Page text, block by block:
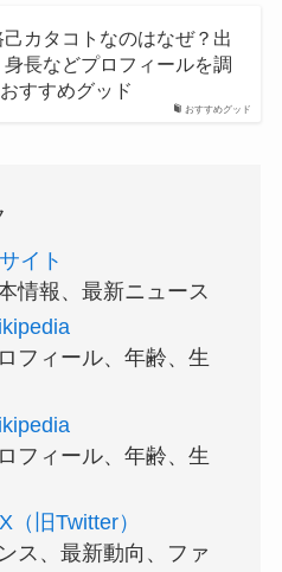
おすすめグッド
カタコトなのはなぜ？出
身長などプロフィールを調
すすめグッド
イト
情報、最新ニュース
フィール、年齢、生
フィール、年齢、生
旧Twitter）
ス、最新動向、ファ